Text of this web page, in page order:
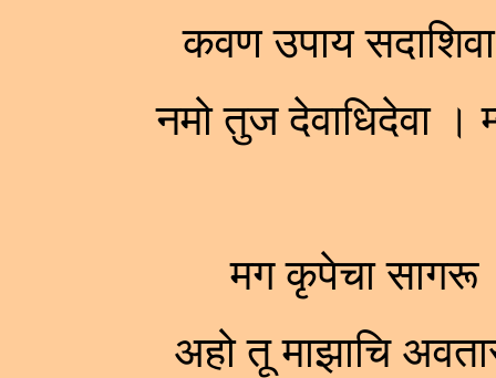
कवण उपाय सदाशिवा
नमो तुज देवाधिदेवा
मग कृपेचा सागरू
अहो तू माझाचि